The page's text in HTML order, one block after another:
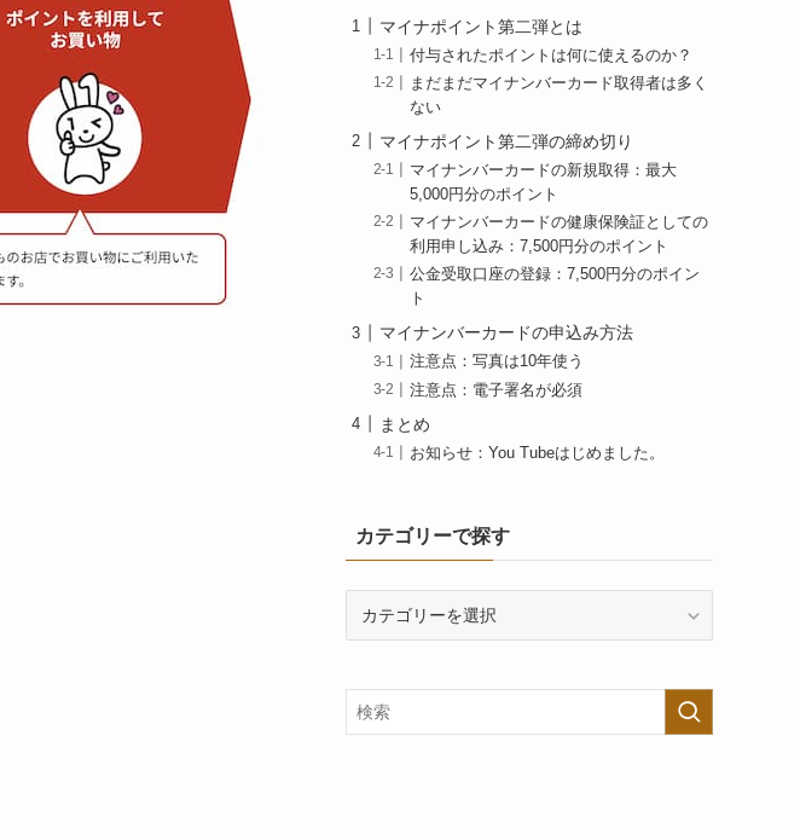
マイナポイント第二弾とは
付与されたポイントは何に使えるのか？
まだまだマイナンバーカード取得者は多く
ない
マイナポイント第二弾の締め切り
マイナンバーカードの新規取得：最大
5,000円分のポイント
マイナンバーカードの健康保険証としての
利用申し込み：7,500円分のポイント
公金受取口座の登録：7,500円分のポイン
ト
マイナンバーカードの申込み方法
注意点：写真は10年使う
注意点：電子署名が必須
まとめ
お知らせ：You Tubeはじめました。
カテゴリーで探す
ー
で